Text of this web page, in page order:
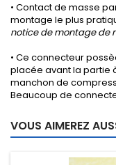
• Contact de masse
montage le plus
notice de montage de
• Ce connecteur
placée avant la partie
manchon de
Beaucoup de
VOUS AIMEREZ